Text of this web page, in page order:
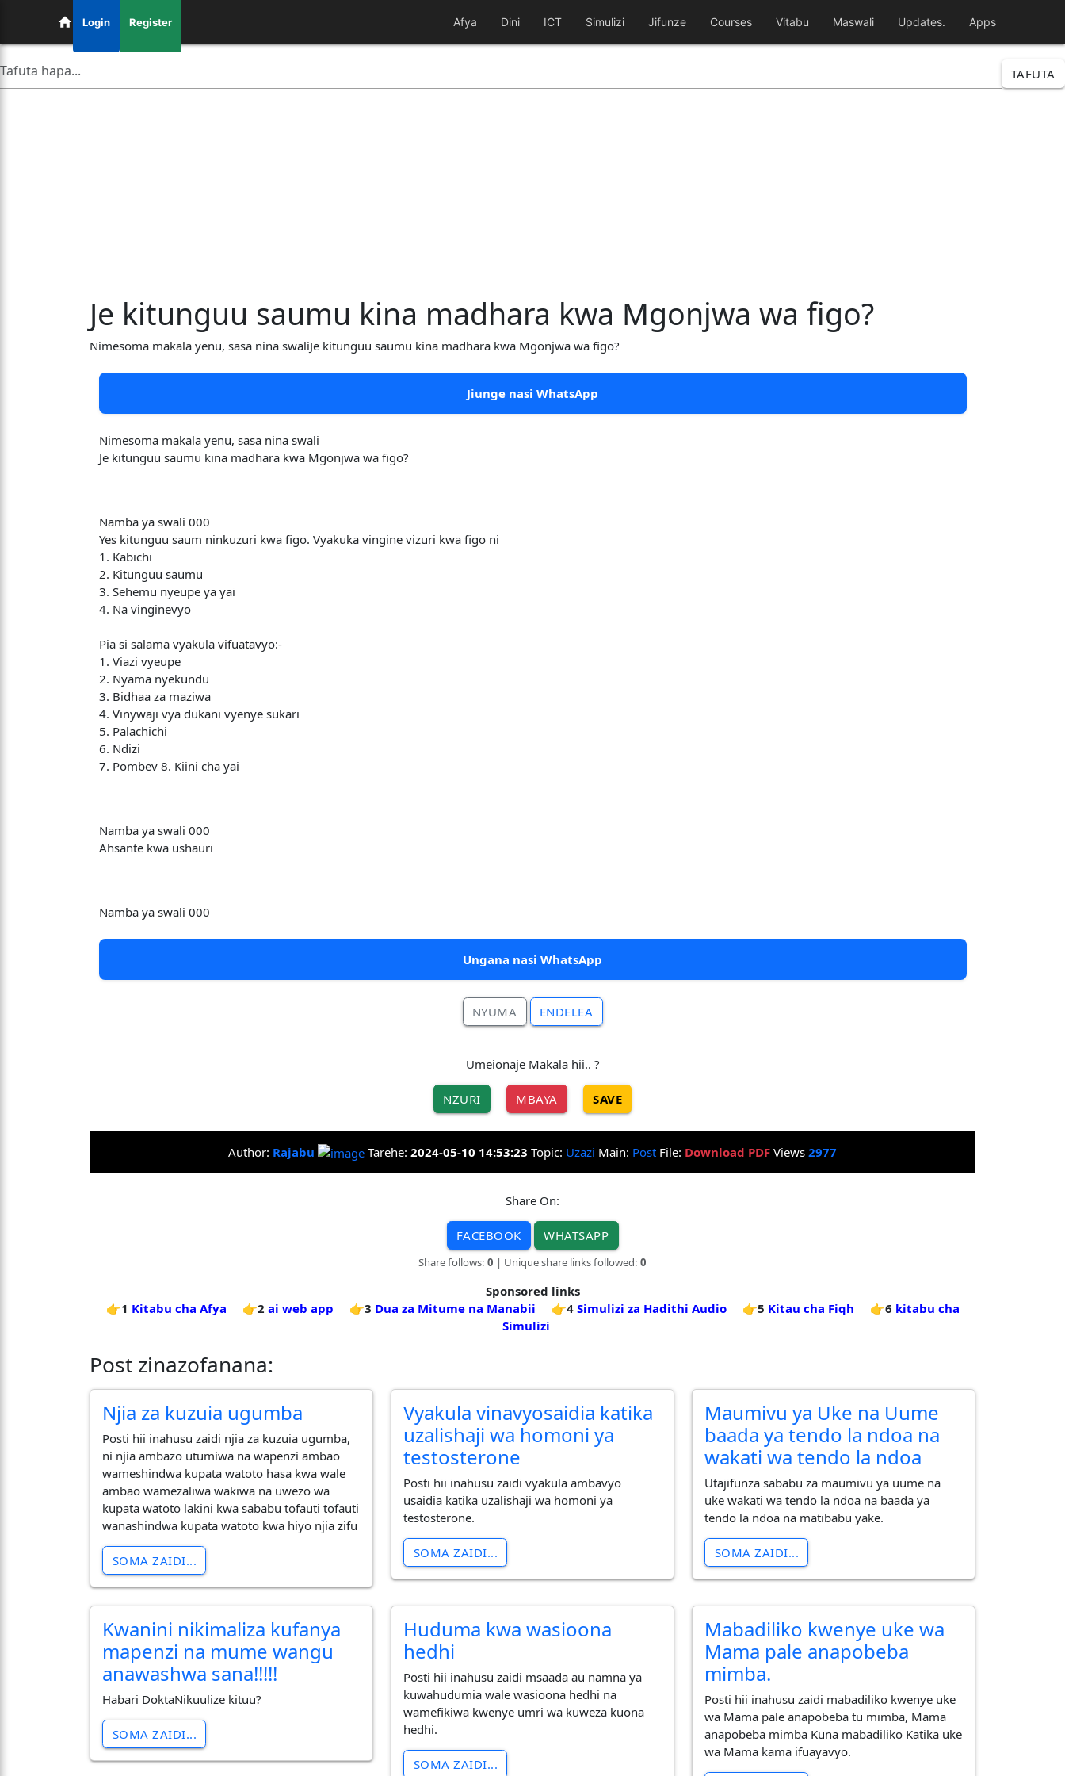
Login Register Afya Dini ICT Simulizi Jifunze Courses Vitabu Maswali Updates. Apps
TAFUTA
Je kitunguu saumu kina madhara kwa Mgonjwa wa figo?
Nimesoma makala yenu, sasa nina swaliJe kitunguu saumu kina madhara kwa Mgonjwa wa figo?
Jiunge nasi WhatsApp
Nimesoma makala yenu, sasa nina swali
Je kitunguu saumu kina madhara kwa Mgonjwa wa figo?
Namba ya swali 000
Yes kitunguu saum ninkuzuri kwa figo. Vyakuka vingine vizuri kwa figo ni
1. Kabichi
2. Kitunguu saumu
3. Sehemu nyeupe ya yai
4. Na vinginevyo
Pia si salama vyakula vifuatavyo:-
1. Viazi vyeupe
2. Nyama nyekundu
3. Bidhaa za maziwa
4. Vinywaji vya dukani vyenye sukari
5. Palachichi
6. Ndizi
7. Pombev 8. Kiini cha yai
Namba ya swali 000
Ahsante kwa ushauri
Namba ya swali 000
Ungana nasi WhatsApp
NYUMA ENDELEA
Umeionaje Makala hii.. ?
NZURI MBAYA SAVE
Author: Rajabu Tarehe: 2024-05-10 14:53:23 Topic: Uzazi Main: Post File: Download PDF Views 2977
Share On:
FACEBOOK WHATSAPP
Share follows: 0 | Unique share links followed: 0
Sponsored links
👉1 Kitabu cha Afya 👉2 ai web app 👉3 Dua za Mitume na Manabii 👉4 Simulizi za Hadithi Audio 👉5 Kitau cha Fiqh 👉6 kitabu cha
Simulizi
Post zinazofanana:
Njia za kuzuia ugumba
Posti hii inahusu zaidi njia za kuzuia ugumba,
ni njia ambazo utumiwa na wapenzi ambao
wameshindwa kupata watoto hasa kwa wale
ambao wamezaliwa wakiwa na uwezo wa
kupata watoto lakini kwa sababu tofauti tofauti
wanashindwa kupata watoto kwa hiyo njia zifu
SOMA ZAIDI...
Vyakula vinavyosaidia katika
uzalishaji wa homoni ya
testosterone
Posti hii inahusu zaidi vyakula ambavyo
usaidia katika uzalishaji wa homoni ya
testosterone.
SOMA ZAIDI...
Maumivu ya Uke na Uume
baada ya tendo la ndoa na
wakati wa tendo la ndoa
Utajifunza sababu za maumivu ya uume na
uke wakati wa tendo la ndoa na baada ya
tendo la ndoa na matibabu yake.
SOMA ZAIDI...
Kwanini nikimaliza kufanya
mapenzi na mume wangu
anawashwa sana!!!!!
Habari DoktaNikuulize kituu?
SOMA ZAIDI...
Huduma kwa wasioona
hedhi
Posti hii inahusu zaidi msaada au namna ya
kuwahudumia wale wasioona hedhi na
wamefikiwa kwenye umri wa kuweza kuona
hedhi.
SOMA ZAIDI...
Mabadiliko kwenye uke wa
Mama pale anapobeba
mimba.
Posti hii inahusu zaidi mabadiliko kwenye uke
wa Mama pale anapobeba tu mimba, Mama
anapobeba mimba Kuna mabadiliko Katika uke
wa Mama kama ifuayavyo.